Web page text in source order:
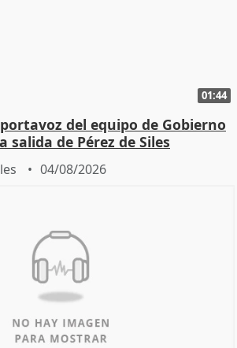
01:44
del equipo de Gobierno
salida de Pérez de Siles
04/08/2026